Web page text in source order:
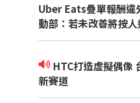
Uber Eats疊單報酬違
動部：若未改善將按
新賽道